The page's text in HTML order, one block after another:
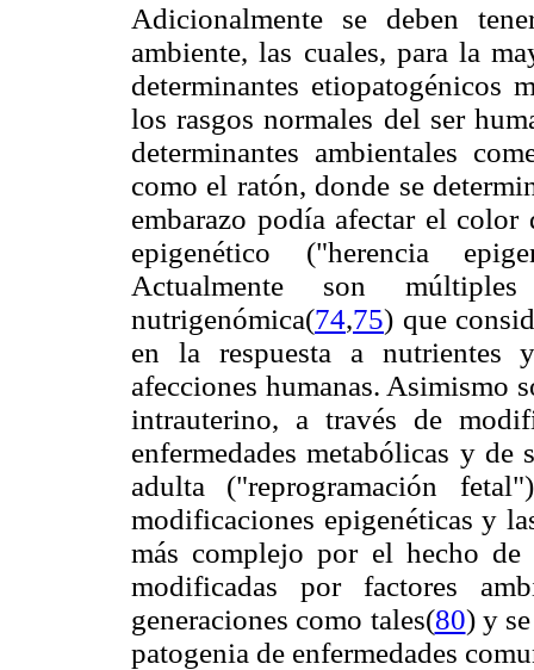
Adicionalmente se deben
ambiente, las cuales, para la
determinantes etiopatogénicos
los rasgos normales del ser
determinantes ambientales
como el ratón, donde se
embarazo podía afectar el
epigenético ("herencia
Actualmente son
nutrigenómica(74,75) que
en la respuesta a nutrientes
afecciones humanas. Asimismo
intrauterino, a través de
enfermedades metabólicas y
adulta ("reprogramación
modificaciones epigenéticas y
más complejo por el hecho de
modificadas por factores
generaciones como tales(80) y
patogenia de enfermedades